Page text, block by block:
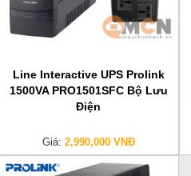
Line Interactive UPS Prolink
1500VA PRO1501SFC Bộ Lưu
Điện
Giá: 2,990,000 VNĐ